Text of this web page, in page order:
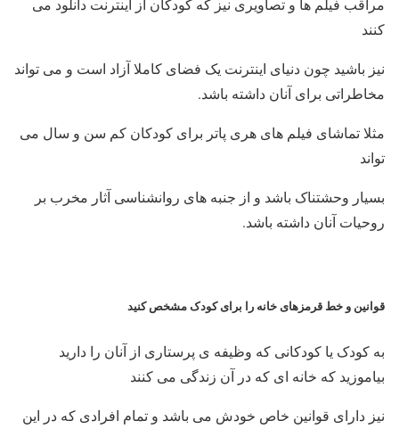
مراقب فیلم ها و تصاویری نیز که کودکان از اینترنت دانلود می
کنند
نیز باشید چون دنیای اینترنت یک فضای کاملا آزاد است و می تواند
مخاطراتی برای آنان داشته باشد.
مثلا تماشای فیلم های هری پاتر برای کودکان کم سن و سال می
تواند
بسیار وحشتناک باشد و از جنبه های روانشناسی آثار مخرب بر
روحیات آنان داشته باشد.
قوانین و خط قرمزهای خانه را برای کودک مشخص کنید
به کودک یا کودکانی که وظیفه ی پرستاری از آنان را دارید
بیاموزید که خانه ای که در آن زندگی می کنند
نیز دارای قوانین خاص خودش می باشد و تمام افرادی که در این